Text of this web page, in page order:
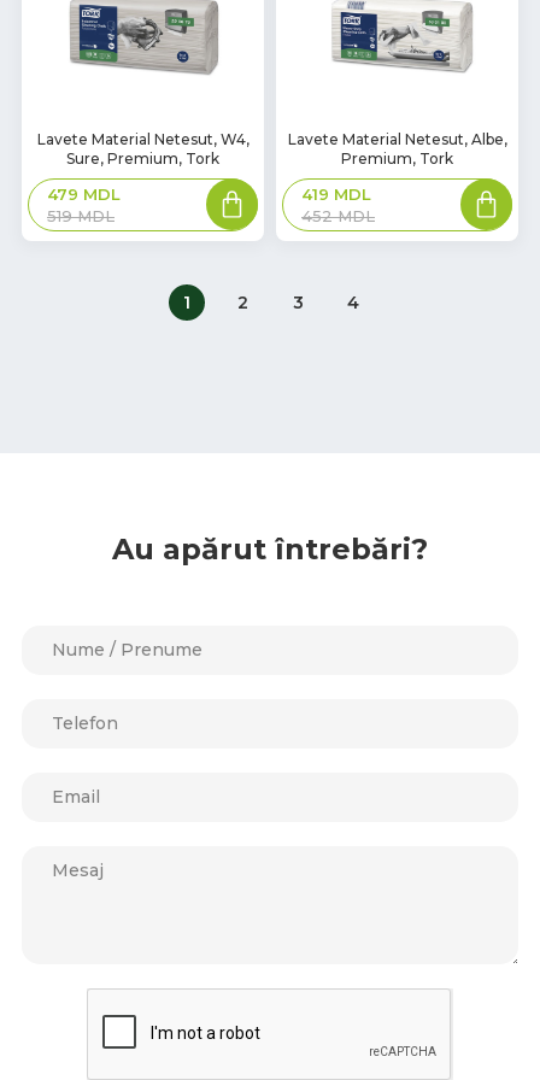
Lavete Material Netesut, W4,
Sure, Premium, Tork
519MDL
479 MDL
Lavete Material Netesut, Albe,
Premium, Tork
452MDL
419 MDL
1 2 3 4
Au apărut întrebări?